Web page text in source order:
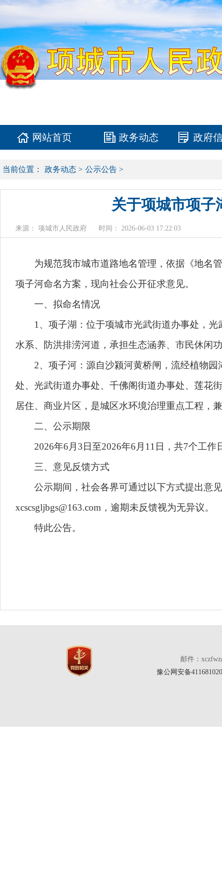
网站首页 政务动态 政府
当前位置： 政务动态 > 公示公告 >
关于项城市项子
来源： 项城市人民政府 时间： 2026-06-03 17:22:03
为规范我市城市道路地名管理，依据《地名管
项子河命名方案，现向社会公开征求意见。
一、拟命名情况
1、项子湖：位于项城市光武街道办事处，光
水系、防洪排涝河道，承担生态涵养、市民休闲
2、项子河：源自沙颍河黄桥闸，流经植物园
处、光武街道办事处、千佛阁街道办事处、莲花
居住、商业片区，是城区水环境治理重点工程，
二、公示期限
2026年6月3日至2026年6月11日，共7个工作
三、意见反馈方式
公示期间，社会各界可通过以下方式提出意见
xcscsgljbgs@163.com，逾期未反馈视为无异议。
特此公告。
邮件：
豫公网安备